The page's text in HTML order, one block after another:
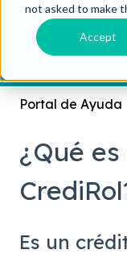
not asked to make
Accept
No hay
Portal de Ayuda
¿Qué
Es un